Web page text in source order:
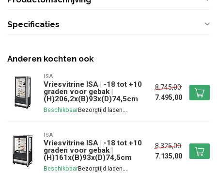
Specificaties
Anderen kochten ook
ISA
Vriesvitrine ISA | -18 tot +10
graden voor gebak |
(H)206,2x(B)93x(D)74,5cm
Beschikbaar
8.745,00
7.495,00
ISA
Vriesvitrine ISA | -18 tot +10
graden voor gebak |
(H)161x(B)93x(D)74,5cm
Beschikbaar
8.325,00
7.135,00